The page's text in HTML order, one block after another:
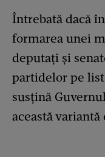
Întrebată dacă
formarea unei
deputaţi şi
partidelor pe
susţină
această